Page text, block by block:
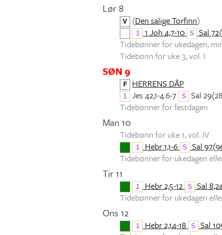
Lør 8
V (Den salige Torfinn)
1 1 Joh 4,7-10 S Sal
Tidebønner for ukedagen,
Tidebønn for uke 3, vol. I
SØN 9
F HERRENS DÅP
1 Jes 42,1-4.6-7 S Sal
Tidebønner for festdagen
Man 10
Tidebønn for uke 1, vol. IV
1 Hebr 1,1-6 S Sal
Tidebønner for ukedagen
Tir 11
1 Hebr 2,5-12 S Sal
Tidebønner for ukedagen
Ons 12
1 Hebr 2,14-18 S Sal